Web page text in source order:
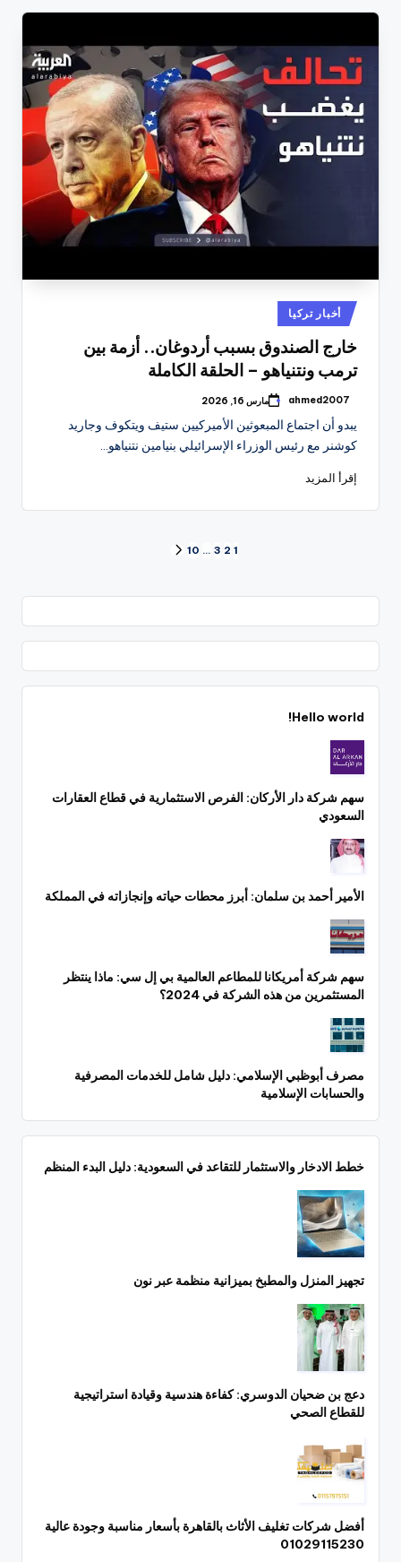
نُشر
في
أخبار تركيا
خارج الصندوق بسبب أردوغان.. أزمة بين
ترمب ونتنياهو – الحلقة الكاملة
تمّ
النشر
بواسطة
ahmed2007 مارس 16, 2026
يبدو أن اجتماع المبعوثين الأميركيين ستيف ويتكوف وجاريد
كوشنر مع رئيس الوزراء الإسرائيلي بنيامين نتنياهو…
إقرأ المزيد
صفحات
المقالات
1
2
3
…
10
Hello world!
سهم شركة دار الأركان: الفرص الاستثمارية في قطاع العقارات
السعودي
الأمير أحمد بن سلمان: أبرز محطات حياته وإنجازاته في المملكة
سهم شركة أمريكانا للمطاعم العالمية بي إل سي: ماذا ينتظر
المستثمرين من هذه الشركة في 2024؟
مصرف أبوظبي الإسلامي: دليل شامل للخدمات المصرفية
والحسابات الإسلامية
خطط الادخار والاستثمار للتقاعد في السعودية: دليل البدء المنظم
تجهيز المنزل والمطبخ بميزانية منظمة عبر نون
دعج بن ضحيان الدوسري: كفاءة هندسية وقيادة استراتيجية
للقطاع الصحي
أفضل شركات تغليف الأثاث بالقاهرة بأسعار مناسبة وجودة عالية
01029115230